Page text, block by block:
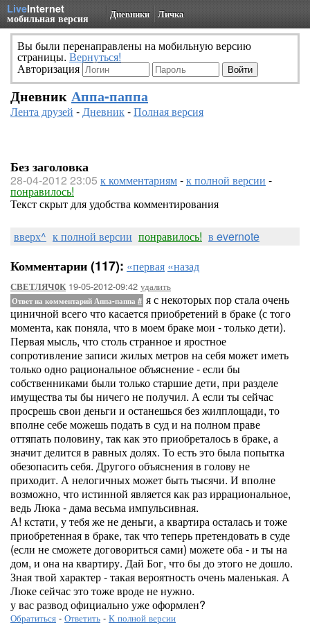
LiveInternet
мобильная версия Дневники Личка
Вы были перенаправлены на мобильную версию
страницы. Вернуться!
Авторизация
Дневник Аппа-паппа
Лента друзей -Дневник-Полная версия
Без заголовка
28-04-2012 23:05 к комментариям-к полной версии -
понравилось!
Текст скрыт для удобства комментирования
вверх^ к полной версии понравилось! в evernote
Комментарии (117): «первая «назад
СВЕТЛЯЧ0К19-05-2012-09:42 удалить
Ответ на комментарий Аппа-паппа # я с некоторых пор стала очень
циничной всего что касается приобретений в браке (с того
момента, как поняла, что в моем браке мои - только дети).
Первая мысль, что столь странное и яростное
сопротивление записи жилых метров на себя может иметь
только одно рациональное объяснение - если бы
собственниками были только старшие дети, при разделе
имущества ты бы ничего не получил. А если ты сейчас
просрешь свои деньги и останешься без жилплощади, то
вполне себе можешь подать в суд и на полном праве
оттяпать половину, так как это приобреталось в браке, а
значит делится в равных долях. То есть это была попытка
обезопасить себя. Другого объяснения в голову не
приходит. А нелогичных может быть тысячи. И вполне
возможно, что истинной является как раз иррациональное,
ведь Люка - дама весьма импульсивная.
А! кстати, у тебя же не деньги, а квартира осталась и тоже
приобретенная в браке, так что теперь претендовать в суде
(если не сможете договориться сами) можете оба - и ты на
дом, и она на квартиру. Дай Бог, что бы до этого не дошло.
Зная твой характер - такая вероятность очень маленькая. А
Люке сейчас это тоже вроде не нужно.
у вас развод официально уже оформлен?
Обратиться - Ответить - К полной версии